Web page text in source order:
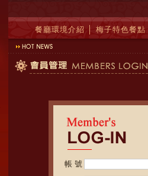
餐廳環境介紹 梅子特色餐點
帳 號